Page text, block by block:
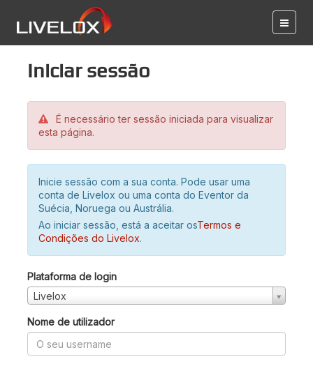
Iniciar sessão
É necessário ter sessão iniciada para visualizar
esta página.
Inicie sessão com a sua conta. Pode usar uma
conta de Livelox ou uma conta do Eventor da
Suécia, Noruega ou Austrália.
Ao iniciar sessão, está a aceitar osTermos e
Condições do Livelox.
Plataforma de login
Livelox
Nome de utilizador